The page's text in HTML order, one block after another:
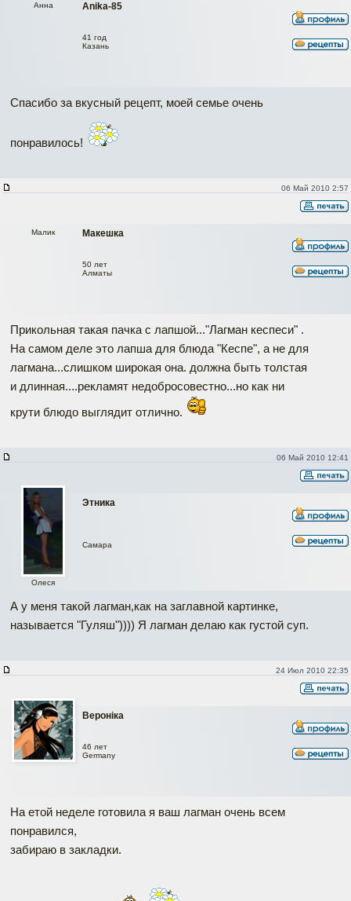
Anika-85
Анна
41 год
Казань
Спасибо за вкусный рецепт, моей семье очень
понравилось!
06 Май 2010 2:57
Макешка
Малик
50 лет
Алматы
Прикольная такая пачка с лапшой..."Лагман кеспеси" .
На самом деле это лапша для блюда "Кеспе", а не для
лагмана...слишком широкая она. должна быть толстая
и длинная....рекламят недобросовестно...но как ни
крути блюдо выглядит отлично.
06 Май 2010 12:41
Этника
Олеся
Самара
А у меня такой лагман,как на заглавной картинке,
называется "Гуляш")))) Я лагман делаю как густой суп.
24 Июл 2010 22:35
Вероніка
46 лет
Germany
На етой неделе готовила я ваш лагман очень всем
понравился,
забираю в закладки.